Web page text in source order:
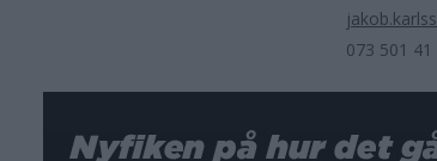
073 501 41